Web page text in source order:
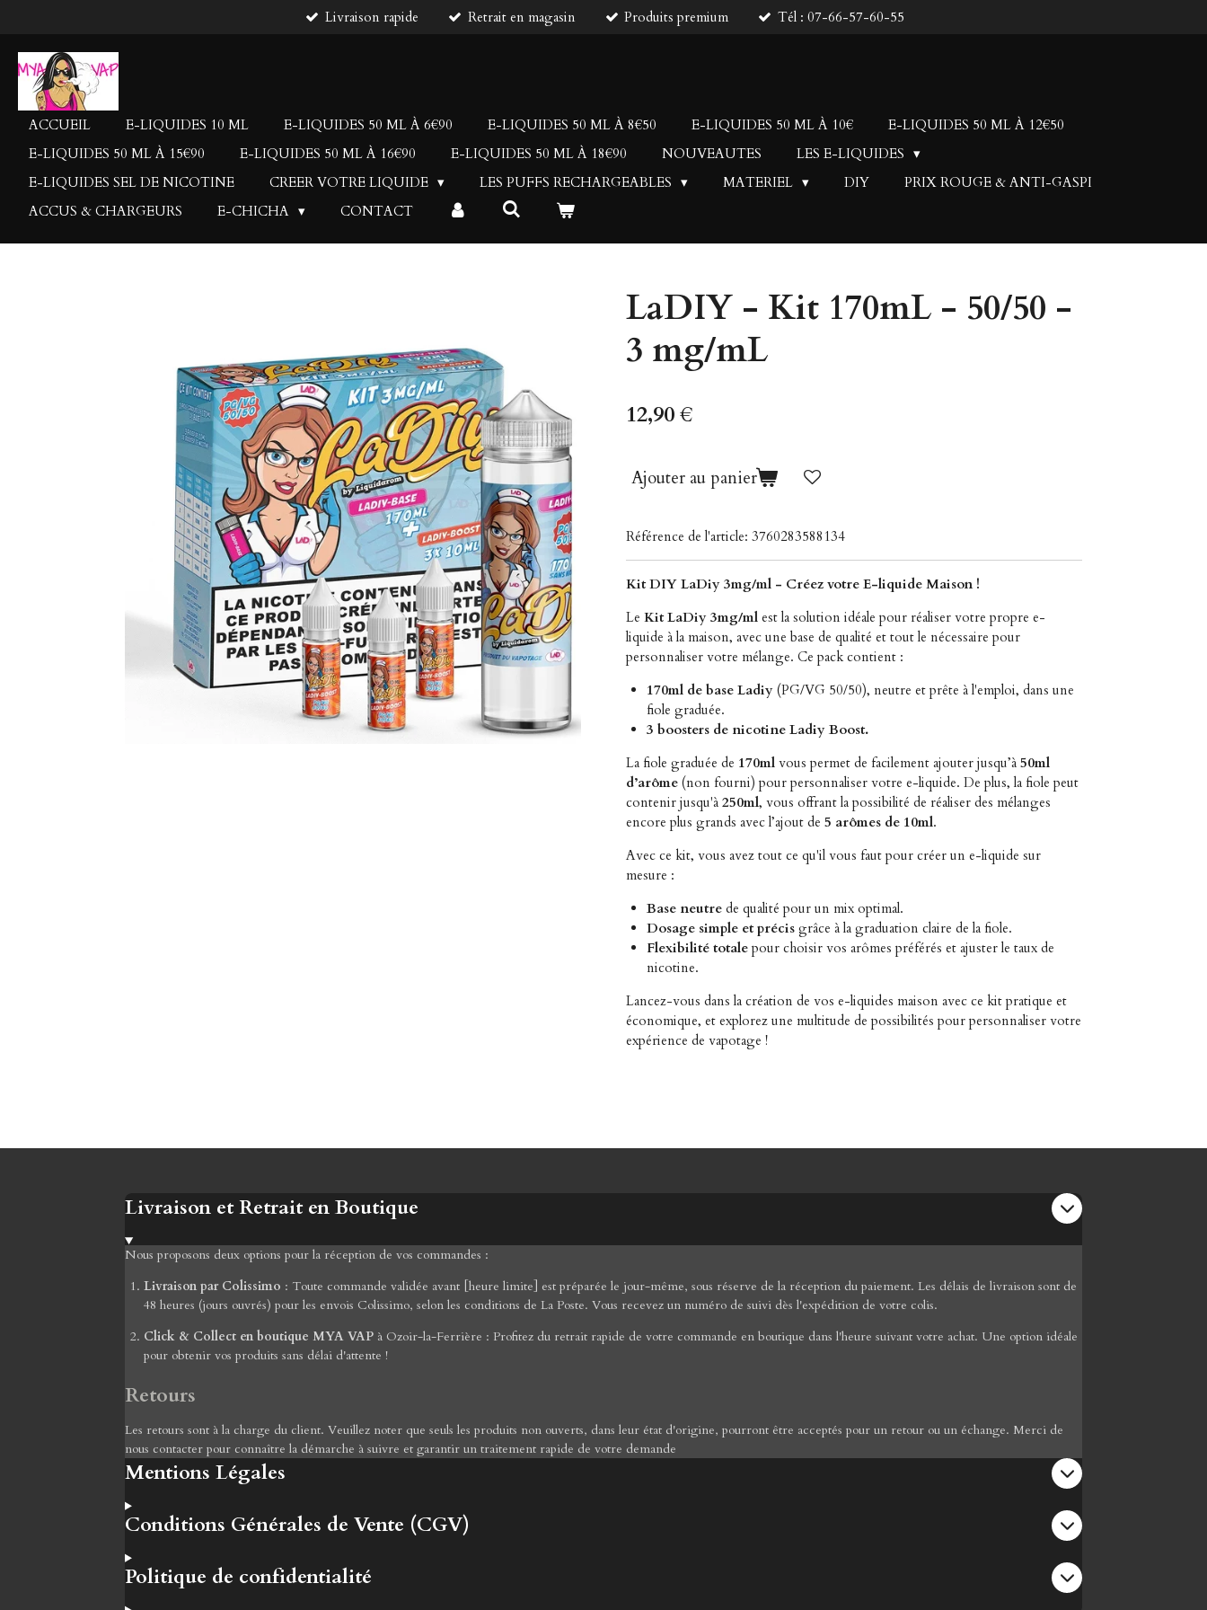
contenu
principal
Livraison rapide Retrait en magasin Produits premium Tél : 07-66-57-60-55
ACCUEIL E-LIQUIDES 10 ML E-LIQUIDES 50 ML À 6€90 E-LIQUIDES 50 ML À 8€50 E-LIQUIDES 50 ML À 10€
E-LIQUIDES 50 ML À 12€50
E-LIQUIDES 50 ML À 15€90
E-LIQUIDES 50 ML À 16€90 E-LIQUIDES 50 ML À 18€90 NOUVEAUTES
LES E-LIQUIDES
E-LIQUIDES SEL DE NICOTINE
CREER VOTRE LIQUIDE LES PUFFS RECHARGEABLES MATERIEL DIY
PRIX ROUGE & ANTI-GASPI
ACCUS & CHARGEURS
E-CHICHA CONTACT
LaDIY - Kit 170mL - 50/50 -
3 mg/mL
12,90 €
Ajouter au panier
Référence de l'article: 3760283588134
Kit DIY LaDiy 3mg/ml - Créez votre E-liquide Maison !
Le Kit LaDiy 3mg/ml est la solution idéale pour réaliser votre propre e-
liquide à la maison, avec une base de qualité et tout le nécessaire pour
personnaliser votre mélange. Ce pack contient :
170ml de base Ladiy(PG/VG 50/50), neutre et prête à l'emploi, dans une
fiole graduée.
3 boosters de nicotine Ladiy Boost.
La fiole graduée de 170ml vous permet de facilement ajouter jusqu’à 50ml
d’arôme (non fourni) pour personnaliser votre e-liquide. De plus, la fiole peut
contenir jusqu'à 250ml, vous offrant la possibilité de réaliser des mélanges
encore plus grands avec l’ajout de 5 arômes de 10ml.
Avec ce kit, vous avez tout ce qu'il vous faut pour créer un e-liquide sur
mesure :
Base neutrede qualité pour un mix optimal.
Dosage simple et précisgrâce à la graduation claire de la fiole.
Flexibilité totalepour choisir vos arômes préférés et ajuster le taux de
nicotine.
Lancez-vous dans la création de vos e-liquides maison avec ce kit pratique et
économique, et explorez une multitude de possibilités pour personnaliser votre
expérience de vapotage !
Livraison et Retrait en Boutique
Nous proposons deux options pour la réception de vos commandes :
Livraison par Colissimo : Toute commande validée avant [heure limite] est préparée le jour-même, sous réserve de la réception du paiement. Les délais de livraison sont de
48 heures (jours ouvrés) pour les envois Colissimo, selon les conditions de La Poste. Vous recevez un numéro de suivi dès l'expédition de votre colis.
Click & Collect en boutique MYA VAP à Ozoir-la-Ferrière : Profitez du retrait rapide de votre commande en boutique dans l'heure suivant votre achat. Une option idéale
pour obtenir vos produits sans délai d'attente !
Retours
Les retours sont à la charge du client. Veuillez noter que seuls les produits non ouverts, dans leur état d'origine, pourront être acceptés pour un retour ou un échange. Merci de
nous contacter pour connaître la démarche à suivre et garantir un traitement rapide de votre demande
Mentions Légales
Conditions Générales de Vente (CGV)
Politique de confidentialité